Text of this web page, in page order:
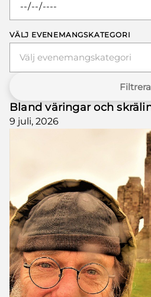
VÄLJ EVENEMANGSKATEGORI
Välj evenemangskategori
Filtrera
Bland väringar och
9 juli, 2026